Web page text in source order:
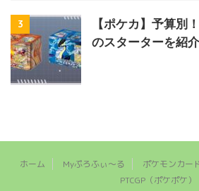
3
【ポケカ】予算別
のスターターを紹
ホーム Myぷろふぃ～る ポケモンカー
PTCGP（ポケポケ）